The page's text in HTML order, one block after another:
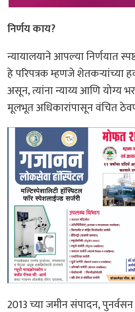
निर्णय काय?
न्यायालयाने आपल्या निर्णयात
हे परिपत्रक म्हणजे शेतकऱ्यांच्या
असून, त्यांना न्याय्य आणि योग्य
मूलभूत अधिकारांपासून वंचित
2013 च्या जमीन संपादन,